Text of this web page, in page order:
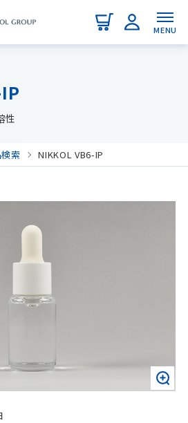
MENU
性
索 NIKKOL VB6-IP